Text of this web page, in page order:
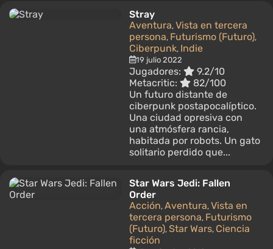
Stray
Aventura, Vista en tercera
persona, Futurismo (Futuro),
Ciberpunk, Indie
19 julio 2022
Jugadores:
9.2/10
Metacritic:
82/100
Un futuro distante de
ciberpunk postapocalíptico.
Una ciudad opresiva con
una atmósfera rancia,
habitada por robots. Un gato
solitario perdido que...
Star Wars Jedi: Fallen
Order
Acción, Aventura, Vista en
tercera persona, Futurismo
(Futuro), Star Wars, Ciencia
ficción